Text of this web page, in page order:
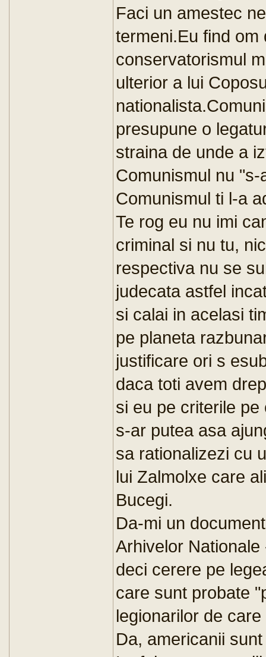
Faci un amestec
termeni.Eu find
conservatorismul
ulterior a lui
presupune o
straina de unde a
Comunismul nu
Comunismul ti l-a
Te rog eu nu imi
criminal si nu tu,
respectiva nu se
judecata astfel
si calai in acelasi
pe planeta
justificare ori s
daca toti avem
si eu pe criterile
s-ar putea asa
sa rationalizezi cu
lui Zalmolxe care
Bucegi.
Da-mi un
Arhivelor
deci cerere pe
care sunt probate
legionarilor de
Da, americanii